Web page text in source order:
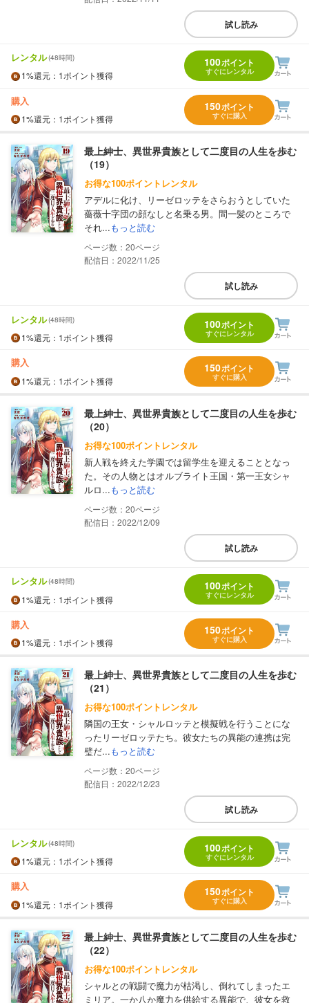
試し読み
レンタル(48時間)
1%還元 ：1ポイント獲得
100ポイント
すぐにレンタル
購入
1%還元 ：1ポイント獲得
150ポイント
すぐに購入
最上紳士、異世界貴族として二度目の人生を歩む
（19）
お得な100ポイントレンタル
アデルに化け、リーゼロッテをさらおうとしていた
薔薇十字団の顔なしと名乗る男。間一髪のところで
それ...もっと読む
20
配信日：2022/11/25
試し読み
レンタル(48時間)
1%還元 ：1ポイント獲得
100ポイント
すぐにレンタル
購入
1%還元 ：1ポイント獲得
150ポイント
すぐに購入
最上紳士、異世界貴族として二度目の人生を歩む
（20）
お得な100ポイントレンタル
新人戦を終えた学園では留学生を迎えることとなっ
た。その人物とはオルブライト王国・第一王女シャ
ルロ...もっと読む
20
配信日：2022/12/09
試し読み
レンタル(48時間)
1%還元 ：1ポイント獲得
100ポイント
すぐにレンタル
購入
1%還元 ：1ポイント獲得
150ポイント
すぐに購入
最上紳士、異世界貴族として二度目の人生を歩む
（21）
お得な100ポイントレンタル
隣国の王女・シャルロッテと模擬戦を行うことにな
ったリーゼロッテたち。彼女たちの異能の連携は完
璧だ...もっと読む
20
配信日：2022/12/23
試し読み
レンタル(48時間)
1%還元 ：1ポイント獲得
100ポイント
すぐにレンタル
購入
1%還元 ：1ポイント獲得
150ポイント
すぐに購入
最上紳士、異世界貴族として二度目の人生を歩む
（22）
お得な100ポイントレンタル
シャルとの戦闘で魔力が枯渇し、倒れてしまったエ
ミリア。一か八か魔力を供給する異能で、彼女を救